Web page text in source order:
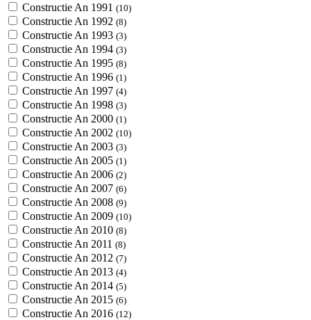
Constructie An 1991 (10)
Constructie An 1992 (8)
Constructie An 1993 (3)
Constructie An 1994 (3)
Constructie An 1995 (8)
Constructie An 1996 (1)
Constructie An 1997 (4)
Constructie An 1998 (3)
Constructie An 2000 (1)
Constructie An 2002 (10)
Constructie An 2003 (3)
Constructie An 2005 (1)
Constructie An 2006 (2)
Constructie An 2007 (6)
Constructie An 2008 (9)
Constructie An 2009 (10)
Constructie An 2010 (8)
Constructie An 2011 (8)
Constructie An 2012 (7)
Constructie An 2013 (4)
Constructie An 2014 (5)
Constructie An 2015 (6)
Constructie An 2016 (12)